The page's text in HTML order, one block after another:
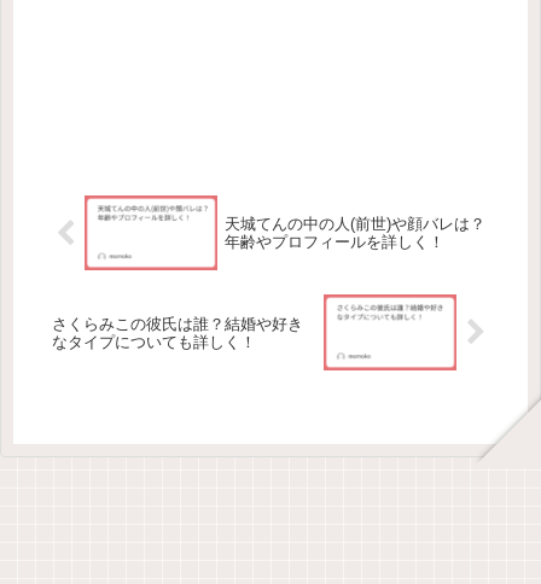
天城てんの中の人(前世)や顔バレは？
年齢やプロフィールを詳しく！
さくらみこの彼氏は誰？結婚や好き
なタイプについても詳しく！